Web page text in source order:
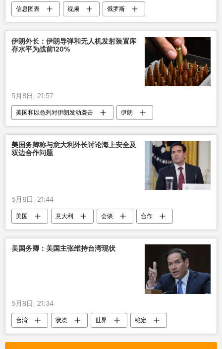
信息图表 视频
俄罗斯
苏联
攻击机
伊朗外长：伊朗导弹和无人机发射装置库
存水平为战前120%
5月8日, 21:57
美国和以色列对伊朗发动袭击
伊朗
美国
无人机 导弹
库存
中东局势
美国务卿称与意大利外长讨论海上安全及
双边合作问题
5月8日, 21:44
美国 意大利 会谈 合作
美国务卿：美国主张维持台湾现状
5月8日, 21:34
台湾 状态 世界 稳定